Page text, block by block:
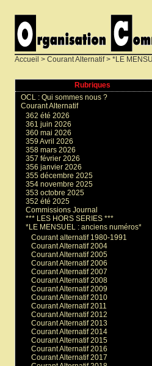
Accueil > Courant Alternatif> *LE
Rubriques
OCL : Qui sommes nous ?
Courant Alternatif
362 été 2026
361 juin 2026
360 mai 2026
359 Avril 2026
358 mars 2026
357 février 2026
356 janvier 2026
355 décembre 2025
354 novembre 2025
353 octobre 2025
352 été 2025
Commissions Journal
*** LES HORS SERIES ***
*LE MENSUEL : anciens numéros*
Courant alternatif 1980-1991
Courant Alternatif 2004
Courant Alternatif 2005
Courant Alternatif 2006
Courant Alternatif 2007
Courant Alternatif 2008
Courant Alternatif 2009
Courant Alternatif 2010
Courant Alternatif 2011
Courant Alternatif 2012
Courant Alternatif 2013
Courant Alternatif 2014
Courant Alternatif 2015
Courant Alternatif 2016
Courant Alternatif 2017